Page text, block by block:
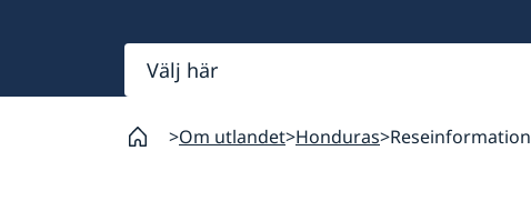
Välj
här
Om utlandet Honduras Reseinformation